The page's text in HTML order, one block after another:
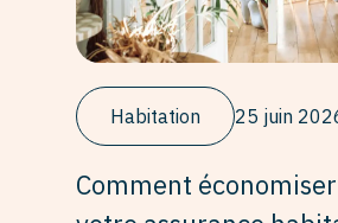
Habitation 25 juin
Comment